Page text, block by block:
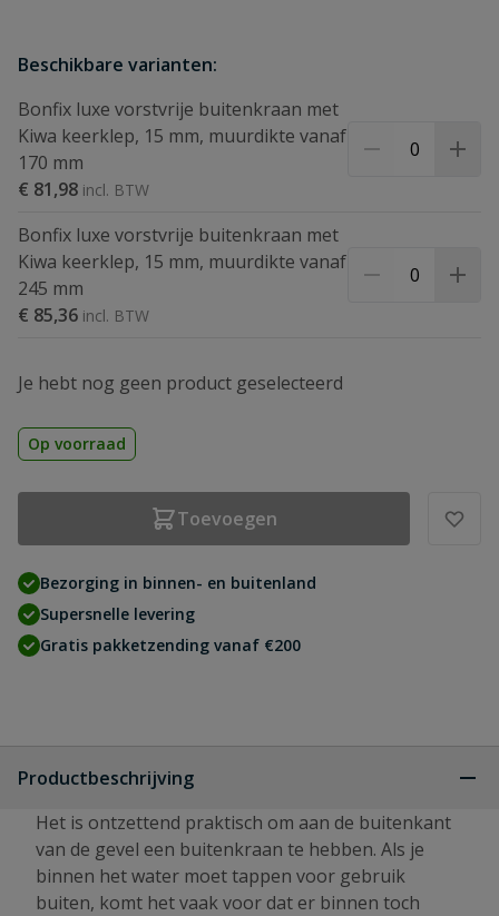
Beschikbare varianten:
Bonfix luxe vorstvrije buitenkraan met
Kiwa keerklep, 15 mm, muurdikte vanaf
170 mm
€ 81,98
Bonfix luxe vorstvrije buitenkraan met
Kiwa keerklep, 15 mm, muurdikte vanaf
245 mm
€ 85,36
Je hebt nog geen product geselecteerd
Op voorraad
Toevoegen
Bezorging in binnen- en buitenland
Supersnelle levering
Gratis pakketzending vanaf €200
Productbeschrijving
Het is ontzettend praktisch om aan de buitenkant
van de gevel een buitenkraan te hebben. Als je
binnen het water moet tappen voor gebruik
buiten, komt het vaak voor dat er binnen toch